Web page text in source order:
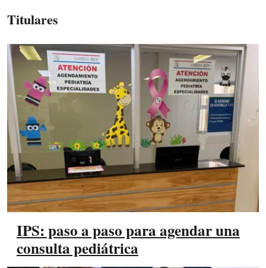
Titulares
IPS: paso a paso para agendar una
consulta pediátrica